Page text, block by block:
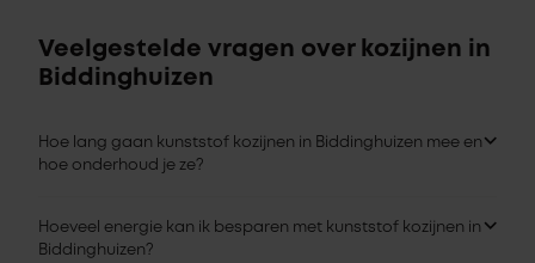
Veelgestelde vragen over kozijnen in
Biddinghuizen
Hoe lang gaan kunststof kozijnen in Biddinghuizen mee en
hoe onderhoud je ze?
Hoeveel energie kan ik besparen met kunststof kozijnen in
Biddinghuizen?